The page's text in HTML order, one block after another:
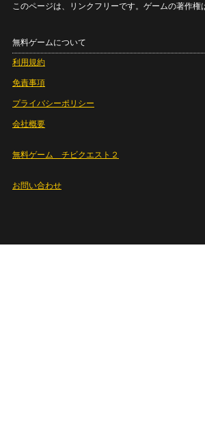
このページは、リンクフリーです。ゲームの著作権
無料ゲームについて
利用規約
免責事項
プライバシーポリシー
会社概要
無料ゲーム チビクエスト２
お問い合わせ